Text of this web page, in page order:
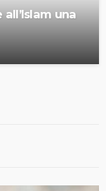
all’Islam una